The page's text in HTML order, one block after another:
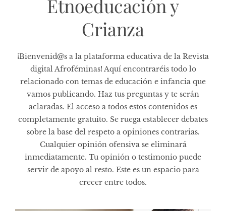
Etnoeducación y
Crianza
¡Bienvenid@s a la plataforma educativa de la Revista
digital Afroféminas! Aquí encontraréis todo lo
relacionado con temas de educación e infancia que
vamos publicando. Haz tus preguntas y te serán
aclaradas. El acceso a todos estos contenidos es
completamente gratuito. Se ruega establecer debates
sobre la base del respeto a opiniones contrarias.
Cualquier opinión ofensiva se eliminará
inmediatamente. Tu opinión o testimonio puede
servir de apoyo al resto. Este es un espacio para
crecer entre todos.